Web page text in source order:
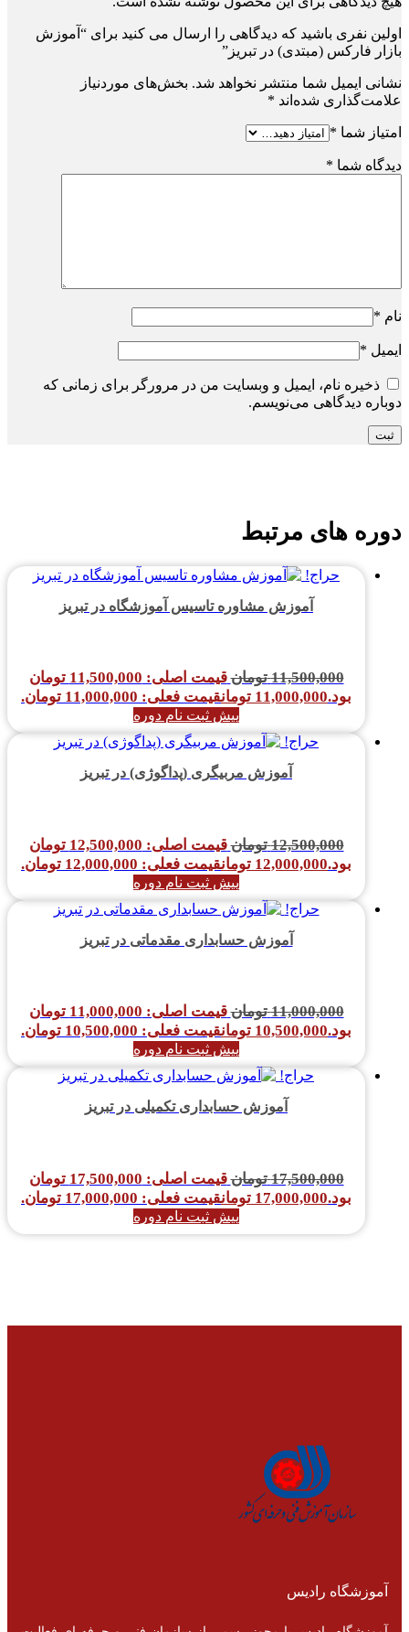
اولین نفری باشید که دیدگاهی را ارسال می کنید برای “آموزش
بازار فارکس (مبتدی) در تبریز”
نشانی ایمیل شما منتشر نخواهد شد. بخش‌های موردنیاز
علامت‌گذاری شده‌اند *
امتیاز شما *
دیدگاه شما *
نام *
ایمیل *
ذخیره نام، ایمیل و وبسایت من در مرورگر برای زمانی که
دوباره دیدگاهی می‌نویسم.
دوره های مرتبط
حراج!
آموزش مشاوره تاسیس آموزشگاه در تبریز
11,500,000 تومان
قیمت اصلی: 11,500,000 تومان
بود.11,000,000 تومانقیمت فعلی: 11,000,000 تومان.
پیش ثبت نام دوره
حراج!
آموزش مربیگری (پداگوژی) در تبریز
12,500,000 تومان
قیمت اصلی: 12,500,000 تومان
بود.12,000,000 تومانقیمت فعلی: 12,000,000 تومان.
پیش ثبت نام دوره
حراج!
آموزش حسابداری مقدماتی در تبریز
11,000,000 تومان
قیمت اصلی: 11,000,000 تومان
بود.10,500,000 تومانقیمت فعلی: 10,500,000 تومان.
پیش ثبت نام دوره
حراج!
آموزش حسابداری تکمیلی در تبریز
17,500,000 تومان
قیمت اصلی: 17,500,000 تومان
بود.17,000,000 تومانقیمت فعلی: 17,000,000 تومان.
پیش ثبت نام دوره
آموزشگاه رادیس